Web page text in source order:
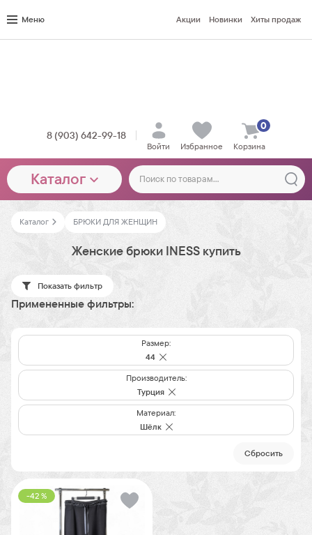
Меню Акции Новинки Хиты продаж
8 (903) 642-99-18
Войти Избранное Корзина
0
Каталог
Каталог БРЮКИ ДЛЯ ЖЕНЩИН
Женские брюки INESS купить
Показать фильтр
Примененные фильтры:
Размер:
44
Производитель:
Турция
Материал:
Шёлк
Cбросить
-42 %